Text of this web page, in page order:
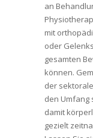
an
mit
oder
gesamten
können.
der
den Umfang
damit
gezielt